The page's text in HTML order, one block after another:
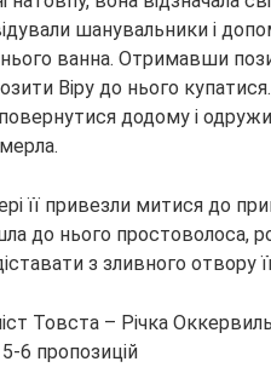
шанувальники і
нього ванна. Отримавши
Віру до нього
додому і
її привезли митися до
до нього простоволоса,
з зливного отвору
Товста – Річка
6 пропозицій